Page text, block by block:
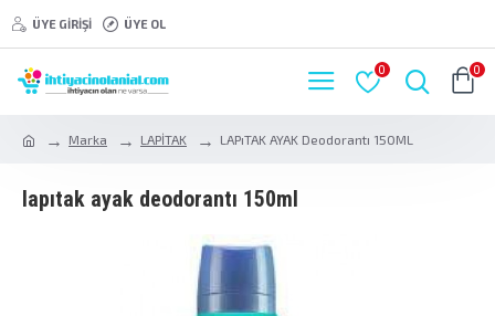
ÜYE GIRIŞI ÜYE OL
0 0
Marka LAPİTAK LAPıTAK AYAK Deodorantı 150ML
lapıtak ayak deodorantı 150ml